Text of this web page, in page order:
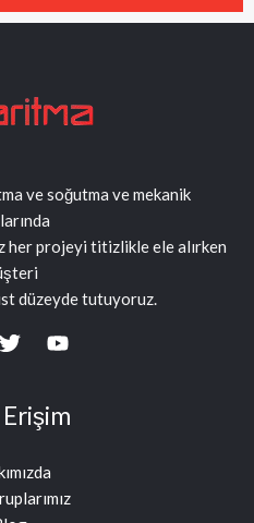
ve soğutma ve mekanik
projeyi titizlikle ele alırken
düzeyde tutuyoruz.
Erişim